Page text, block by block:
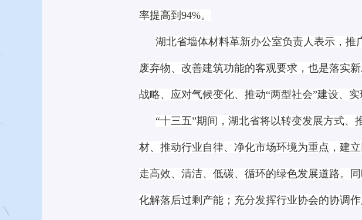
率提高到94%。
湖北省墙体材料革新办公室负责人表示，
废弃物、改善建筑功能的客观要求，也是落实
战略、应对气候变化、推动“两型社会”建设、
“十三五”期间，湖北省将以转变发展方式
材、推动行业自律、净化市场环境为重点，建
走高效、清洁、低碳、循环的绿色发展道路。
化解落后过剩产能；充分发挥行业协会的协调